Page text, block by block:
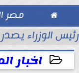
 مصر
مع الصحفيين
رئيس الوزراء يصدر 7 قرارات
اخبار